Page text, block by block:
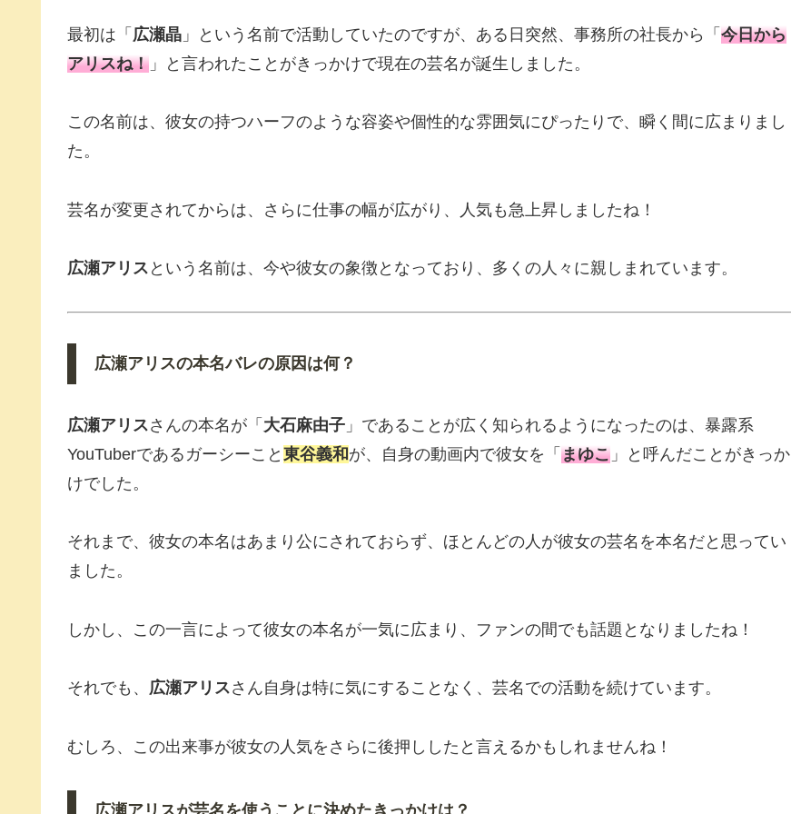
最初は「 広瀬晶 」という名前で活動していたのですが、ある日突然、事務所の社長から「 今日から
アリスね！ 」と言われたことがきっかけで現在の芸名が誕生しました。
この名前は、彼女の持つハーフのような容姿や個性的な雰囲気にぴったりで、瞬く間に広まりまし
た。
芸名が変更されてからは、さらに仕事の幅が広がり、人気も急上昇しましたね！
広瀬アリス という名前は、今や彼女の象徴となっており、多くの人々に親しまれています。
広瀬アリスの本名バレの原因は何？
広瀬アリスさんの本名が「 大石麻由子 」であることが広く知られるようになったのは、暴露系
YouTuberであるガーシーこと 東谷義和が、自身の動画内で彼女を「 まゆこ 」と呼んだことがきっか
けでした。
それまで、彼女の本名はあまり公にされておらず、ほとんどの人が彼女の芸名を本名だと思ってい
ました。
しかし、この一言によって彼女の本名が一気に広まり、ファンの間でも話題となりましたね！
それでも、 広瀬アリスさん自身は特に気にすることなく、芸名での活動を続けています。
むしろ、この出来事が彼女の人気をさらに後押ししたと言えるかもしれませんね！
広瀬アリスが芸名を使うことに決めたきっかけは？